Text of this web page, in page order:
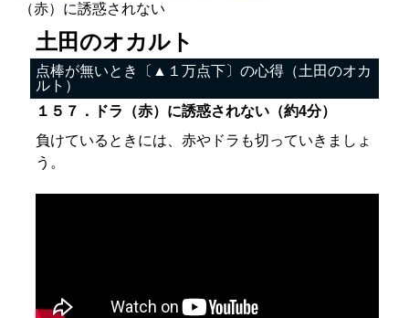
（赤）に誘惑されない
土田のオカルト
点棒が無いとき〔▲１万点下〕の心得（土田のオカ
ルト）
１５７．ドラ（赤）に誘惑されない（約4分）
負けているときには、赤やドラも切っていきましょ
う。